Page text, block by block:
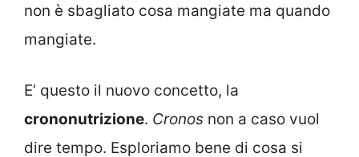
non è sbagliato cosa mangiate ma quando
mangiate.
E’ questo il nuovo concetto, la
crononutrizione. Cronos non a caso vuol
dire tempo. Esploriamo bene di cosa si